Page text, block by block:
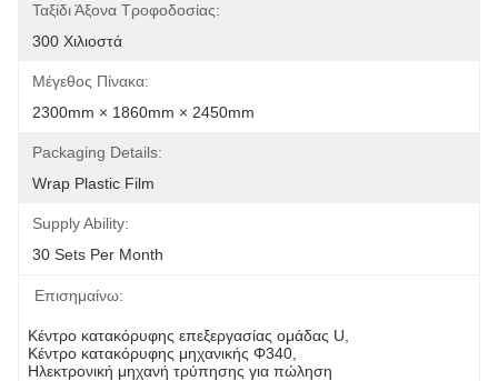
Ταξίδι Άξονα Τροφοδοσίας:
300 Χιλιοστά
Μέγεθος Πίνακα:
2300mm × 1860mm × 2450mm
Packaging Details:
Wrap Plastic Film
Supply Ability:
30 Sets Per Month
Επισημαίνω:
Κέντρο κατακόρυφης επεξεργασίας ομάδας U
Κέντρο κατακόρυφης μηχανικής Φ340
Ηλεκτρονική μηχανή τρύπησης για πώληση